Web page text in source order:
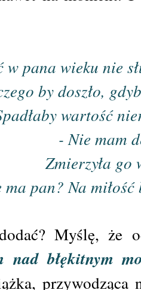
w pana wieku nie
by doszło,
wartość
- Nie mam
Zmierzyła go
ma pan? Na
Myślę, że
nad błękitnym